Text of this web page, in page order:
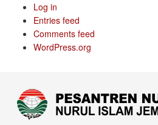
Log in
Entries feed
Comments feed
WordPress.org